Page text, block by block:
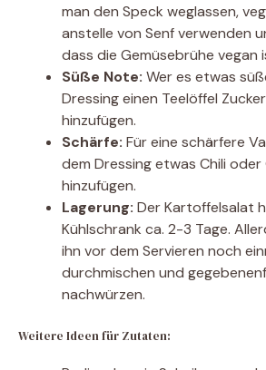
man den Speck weglassen,
anstelle von Senf verwenden
dass die Gemüsebrühe vegan
Süße Note: Wer es etwas
Dressing einen Teelöffel
hinzufügen.
Schärfe: Für eine schärfere
dem Dressing etwas Chili
hinzufügen.
Lagerung: Der Kartoffelsalat
Kühlschrank ca. 2-3 Tage.
ihn vor dem Servieren noch
durchmischen und
nachwürzen.
Weitere Ideen für Zutaten: